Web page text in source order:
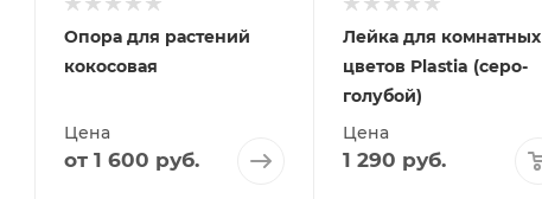
Опора для растений
кокосовая
Цена
от 1 600 руб.
Лейка для комнатных
цветов Plastia (серо-
голубой)
Цена
1 290 руб.